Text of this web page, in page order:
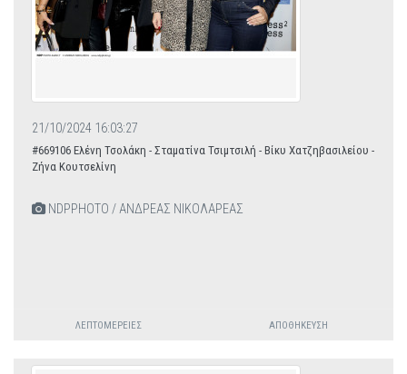
21/10/2024 16:03:27
#669106 Ελένη Τσολάκη - Σταματίνα Τσιμτσιλή - Βίκυ Χατζηβασιλείου -
Ζήνα Κουτσελίνη
NDPPHOTO / ΑΝΔΡΕΑΣ ΝΙΚΟΛΑΡΕΑΣ
ΛΕΠΤΟΜΈΡΕΙΕΣ ΑΠΟΘΉΚΕΥΣΗ